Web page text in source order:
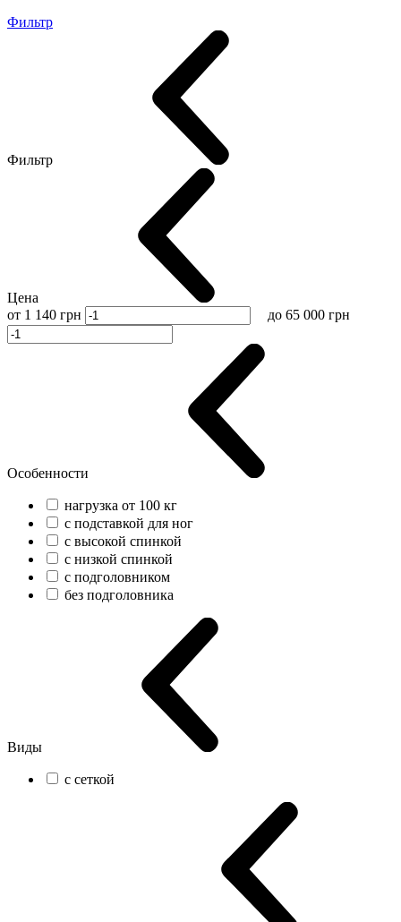
Фильтр
Фильтр
Цена
от 1 140 грн до 65 000 грн
Особенности
нагрузка от 100 кг
с подставкой для ног
с высокой спинкой
с низкой спинкой
с подголовником
без подголовника
Виды
с сеткой